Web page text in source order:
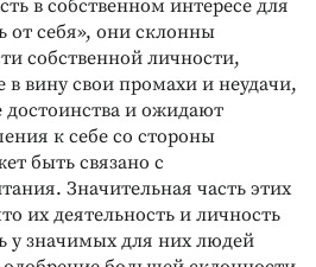
в собственном интересе для
от себя», они склонны
собственной личности,
в вину свои промахи и неудачи,
и ожидают
к себе со стороны
быть связано с
Значительная часть этих
их деятельность и личность
у значимых для них людей